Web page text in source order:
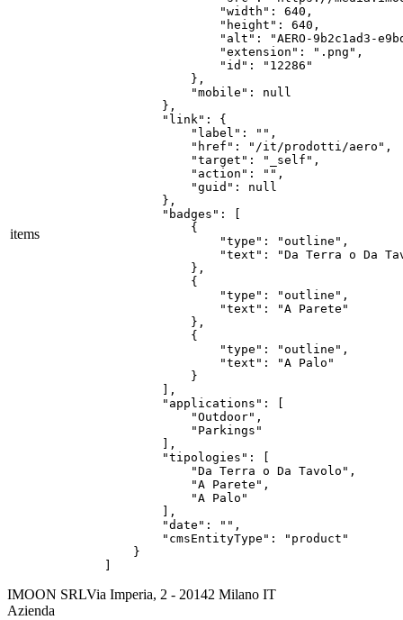
items
                "width": 640,
                "height": 640,
"alt": "AERO-9b2c1ad3-
                "extension": ".png",
                "id": "12286"
            },
            "mobile": null
        },
        "link": {
            "label": "",
            "href": "/it/prodotti/aero",
            "target": "_self",
            "action": "",
            "guid": null
        },
        "badges": [
            {
                "type": "outline",
"text": "Da Terra o Da
            },
            {
                "type": "outline",
                "text": "A Parete"
            },
            {
                "type": "outline",
                "text": "A Palo"
            }
        ],
        "applications": [
            "Outdoor",
            "Parkings"
        ],
        "tipologies": [
            "Da Terra o Da Tavolo",
            "A Parete",
            "A Palo"
        ],
        "date": "",
        "cmsEntityType": "product"
    }
IMOON SRLVia Imperia, 2 - 20142 Milano IT
Azienda